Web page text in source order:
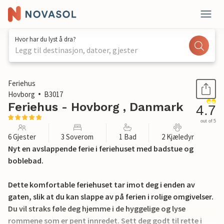
Hvor har du lyst å dra?
Legg til destinasjon, datoer, gjester
1 / 16
Feriehus
Hovborg
B3017
Feriehus - Hovborg , Danmark 4.7
out of 5
6 Gjester 3 Soverom 1 Bad 2 Kjæledyr
Nyt en avslappende ferie i feriehuset med badstue og
boblebad.
Dette komfortable feriehuset tar imot deg i enden av
gaten, slik at du kan slappe av på ferien i rolige omgivelser.
Du vil straks føle deg hjemme i de hyggelige og lyse
rommene som er pent innredet. Sett deg godt til rette i